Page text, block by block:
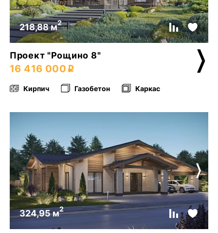
218,88 м2
Проект "Рощино 8"
16 416 000
Кирпич Газобетон Каркас
324,95 м2